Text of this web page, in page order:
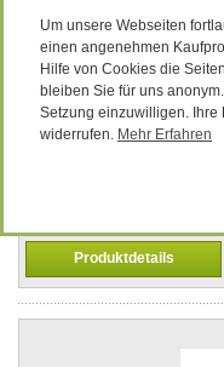
Um unsere Webseiten
einen angenehmen
Hilfe von Cookies die
bleiben Sie für uns
Setzung einzuwilligen.
widerrufen. Mehr Erfahren
Robuster Griff
Türanschlag
verstellbare
Produktdetails